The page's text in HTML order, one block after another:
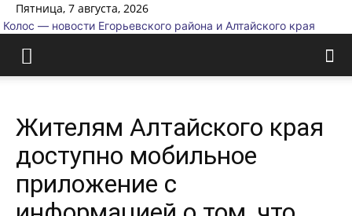
Пятница, 7 августа, 2026
Колос — новости Егорьевского района и Алтайского края
Жителям Алтайского края
доступно мобильное
приложение с